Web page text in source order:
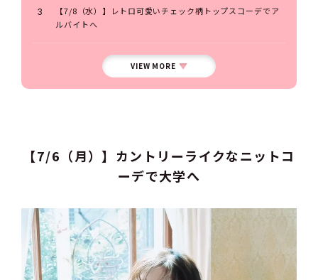
【7/8（水）】レトロ可愛いチェック柄トップスコーデでア
ルバイトへ
VIEW MORE
【7/6（月）】カントリーライクなニットコ
ーデで大学へ